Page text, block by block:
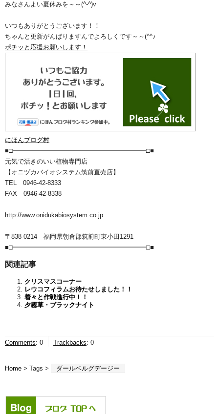
みなさんよい夏休みを～～(^-^)v
いつもありがとうございます！！
ちゃんと更新がんばりますんでよろしくです～～(^^♪
ポチッと応援お願いします！
にほんブログ村
■□━━━━━━━━━━━━━━━━━━━━━□■
元気で活きのいい植物専門店
【オニヅカバイオシステム筑前直売店】
TEL 0946-42-8333
FAX 0946-42-8338
http://www.onidukabiosystem.co.jp
〒838-0214 福岡県朝倉郡筑前町東小田1291
■□━━━━━━━━━━━━━━━━━━━━━□■
関連記事
クリスマスコーナー
レウコフィラムお待たせしました！！
着々と作戦進行中！！
夕霧草・ブラックナイト
Comments: 0 Trackbacks: 0
Home > Tags > ダールベルグデージー